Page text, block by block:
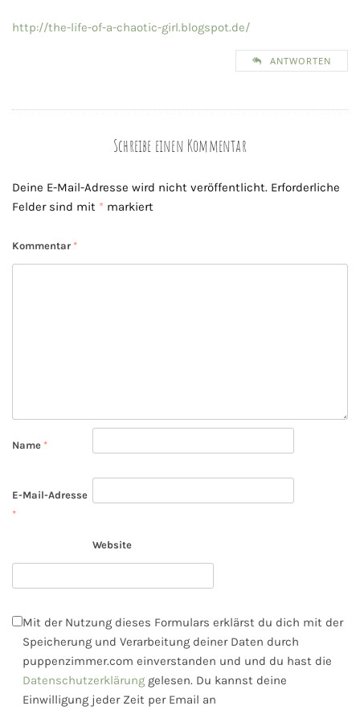
http://the-life-of-a-chaotic-girl.blogspot.de/
ANTWORTEN
Schreibe einen Kommentar
Deine E-Mail-Adresse wird nicht veröffentlicht. Erforderliche
Felder sind mit * markiert
Kommentar *
Name *
E-Mail-Adresse
*
Website
Mit der Nutzung dieses Formulars erklärst du dich mit der
Speicherung und Verarbeitung deiner Daten durch
puppenzimmer.com einverstanden und und du hast die
Datenschutzerklärung gelesen. Du kannst deine
Einwilligung jeder Zeit per Email an